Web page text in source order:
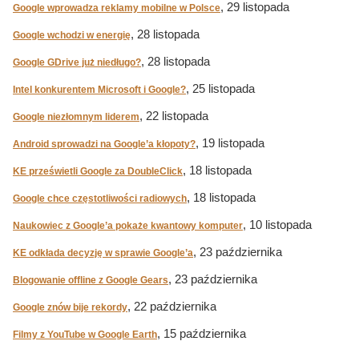
Google wprowadza reklamy mobilne w Polsce, 29 listopada
Google wchodzi w energię, 28 listopada
Google GDrive już niedługo?, 28 listopada
Intel konkurentem Microsoft i Google?, 25 listopada
Google niezłomnym liderem, 22 listopada
Android sprowadzi na Google’a kłopoty?, 19 listopada
KE prześwietli Google za DoubleClick, 18 listopada
Google chce częstotliwości radiowych, 18 listopada
Naukowiec z Google’a pokaże kwantowy komputer, 10 listopada
KE odkłada decyzję w sprawie Google’a, 23 października
Blogowanie offline z Google Gears, 23 października
Google znów bije rekordy, 22 października
Filmy z YouTube w Google Earth, 15 października